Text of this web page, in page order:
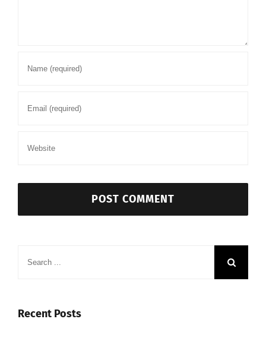
Recent Posts